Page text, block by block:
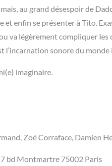
au grand désespoir de
et enfin se présenter à Tito.
va légèrement compliquer les
l’incarnation sonore du
imaginaire.
Zoé Corraface, Damien
bd Montmartre 75002 Paris